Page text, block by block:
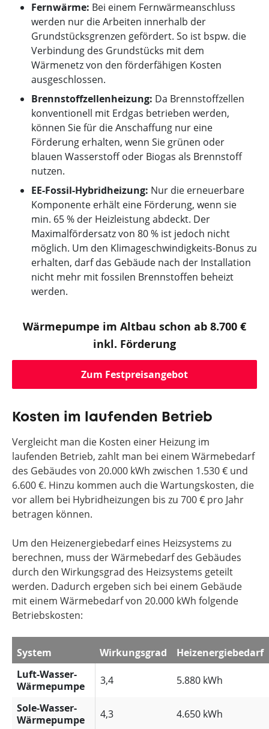
Fernwärme: Bei einem Fernwärmeanschluss
werden nur die Arbeiten innerhalb der
Grundstücksgrenzen gefördert. So ist bspw. die
Verbindung des Grundstücks mit dem
Wärmenetz von den förderfähigen Kosten
ausgeschlossen.
Brennstoffzellenheizung: Da Brennstoffzellen
konventionell mit Erdgas betrieben werden,
können Sie für die Anschaffung nur eine
Förderung erhalten, wenn Sie grünen oder
blauen Wasserstoff oder Biogas als Brennstoff
nutzen.
EE-Fossil-Hybridheizung: Nur die erneuerbare
Komponente erhält eine Förderung, wenn sie
min. 65 % der Heizleistung abdeckt. Der
Maximalfördersatz von 80 % ist jedoch nicht
möglich. Um den Klimageschwindigkeits-Bonus zu
erhalten, darf das Gebäude nach der Installation
nicht mehr mit fossilen Brennstoffen beheizt
werden.
Wärmepumpe im Altbau schon ab 8.700 €
inkl. Förderung
Zum Festpreisangebot
Kosten im laufenden Betrieb
Vergleicht man die Kosten einer Heizung im
laufenden Betrieb, zahlt man bei einem Wärmebedarf
des Gebäudes von 20.000 kWh zwischen 1.530 € und
6.600 €. Hinzu kommen auch die Wartungskosten, die
vor allem bei Hybridheizungen bis zu 700 € pro Jahr
betragen können.
Um den Heizenergiebedarf eines Heizsystems zu
berechnen, muss der Wärmebedarf des Gebäudes
durch den Wirkungsgrad des Heizsystems geteilt
werden. Dadurch ergeben sich bei einem Gebäude
mit einem Wärmebedarf von 20.000 kWh folgende
Betriebskosten:
System Wirkungsgrad
Heizenergiebedarf
Luft-Wasser-
Wärmepumpe
3,4 5.880 kWh
Sole-Wasser-
Wärmepumpe
4,3 4.650 kWh